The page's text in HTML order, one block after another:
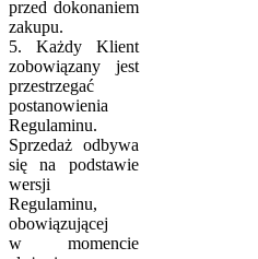
przed dokonaniem
zakupu.
5. Każdy Klient
zobowiązany jest
przestrzegać
postanowienia
Regulaminu.
Sprzedaż odbywa
się na podstawie
wersji
Regulaminu,
obowiązującej
w momencie